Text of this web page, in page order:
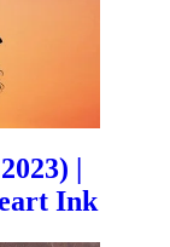
|
Ink